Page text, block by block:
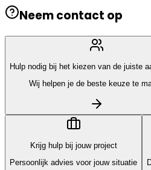
Neem contact op
Hulp nodig bij het kiezen van de juiste
Wij helpen je de beste keuze te
Krijg hulp bij jouw project
Persoonlijk advies voor jouw situatie